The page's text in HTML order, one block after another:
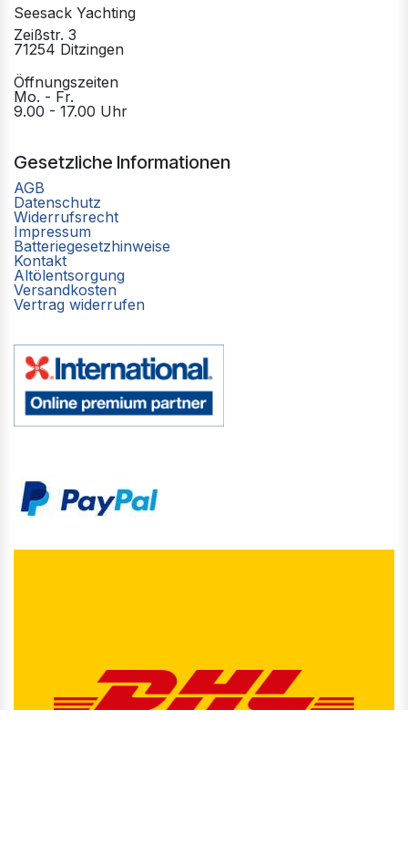
Seesack Yachting
Zeißstr. 3
71254 Ditzingen
Öffnungszeiten
Mo. - Fr.
9.00 - 17.00 Uhr
Gesetzliche Informationen
AGB
Datenschutz
Widerrufsrecht
Impressum
Batteriegesetzhinweise
Kontakt
Altölentsorgung
Versandkosten
Vertrag widerrufen